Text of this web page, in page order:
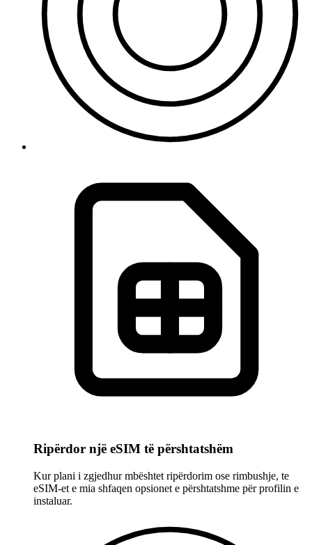
Ripërdor një eSIM të përshtatshëm
Kur plani i zgjedhur mbështet ripërdorim ose rimbushje, te
eSIM-et e mia shfaqen opsionet e përshtatshme për profilin e
instaluar.